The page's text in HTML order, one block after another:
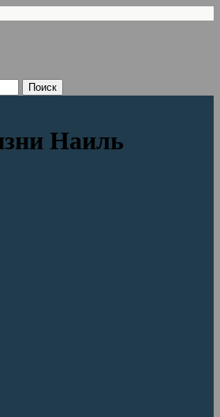
Наиль